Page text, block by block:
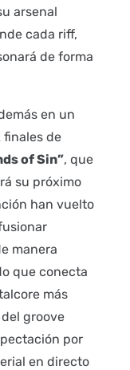
arsenal
cada riff,
de forma
en un
finales de
of Sin”, que
su próximo
han vuelto
manera
que conecta
más
groove
por
en directo